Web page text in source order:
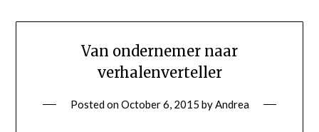
Van ondernemer naar
verhalenverteller
Posted onOctober 6, 2015 byAndrea